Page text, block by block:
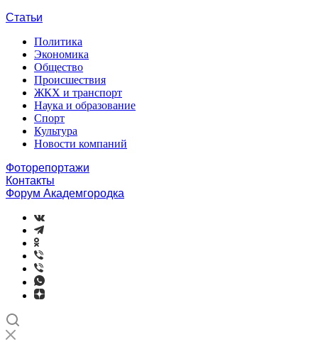
Статьи
Политика
Экономика
Общество
Происшествия
ЖКХ и транспорт
Наука и образование
Спорт
Культура
Новости компаний
Фоторепортажи
Контакты
Форум Академгородка